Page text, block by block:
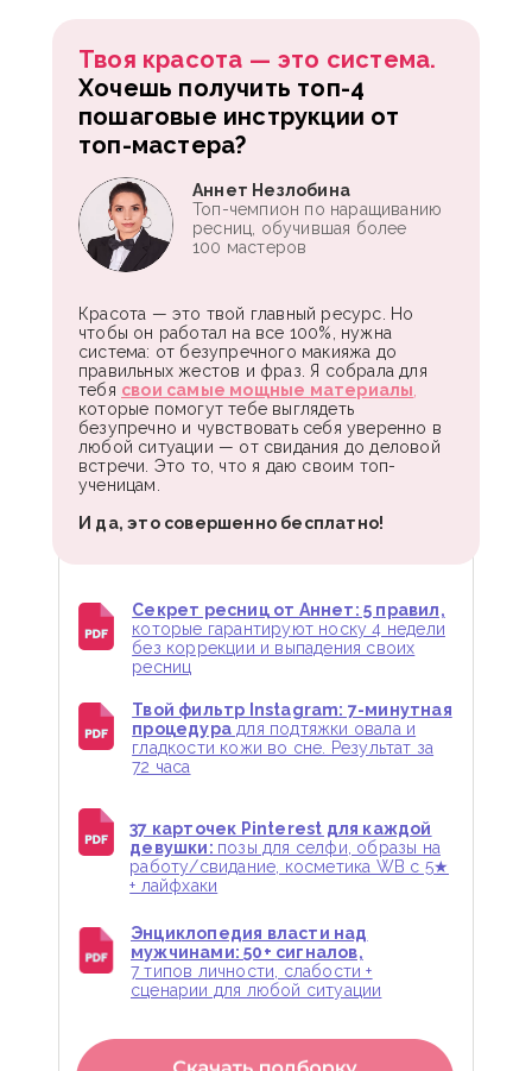
Твоя красота — это система.
Хочешь получить топ-4
пошаговые инструкции от
топ-мастера?
Красота — это твой главный ресурс. Но
чтобы он работал на все 100%, нужна
система: от безупречного макияжа до
правильных жестов и фраз. Я собрала для
тебя свои самые мощные материалы
которые помогут тебе выглядеть
безупречно и чувствовать себя уверенно в
любой ситуации — от свидания до деловой
встречи. Это то, что я даю своим топ-
ученицам.
И да, это совершенно бесплатно!
Аннет Незлобина
Топ-чемпион по наращиванию
ресниц, обучившая более
100 мастеров
Секрет ресниц от Аннет: 5 правил,
которые гарантируют носку 4 недели
без коррекции и выпадения своих
ресниц
Твой фильтр Instagram: 7-минутная
процедурадля подтяжки овала и
гладкости кожи во сне. Результат за
72 часа
37 карточек Pinterest для каждой
девушки: позы для селфи, образы на
работу/свидание, косметика WB с 5★
+ лайфхаки
Энциклопедия власти над
мужчинами: 50+ сигналов,
7 типов личности, слабости +
сценарии для любой ситуации